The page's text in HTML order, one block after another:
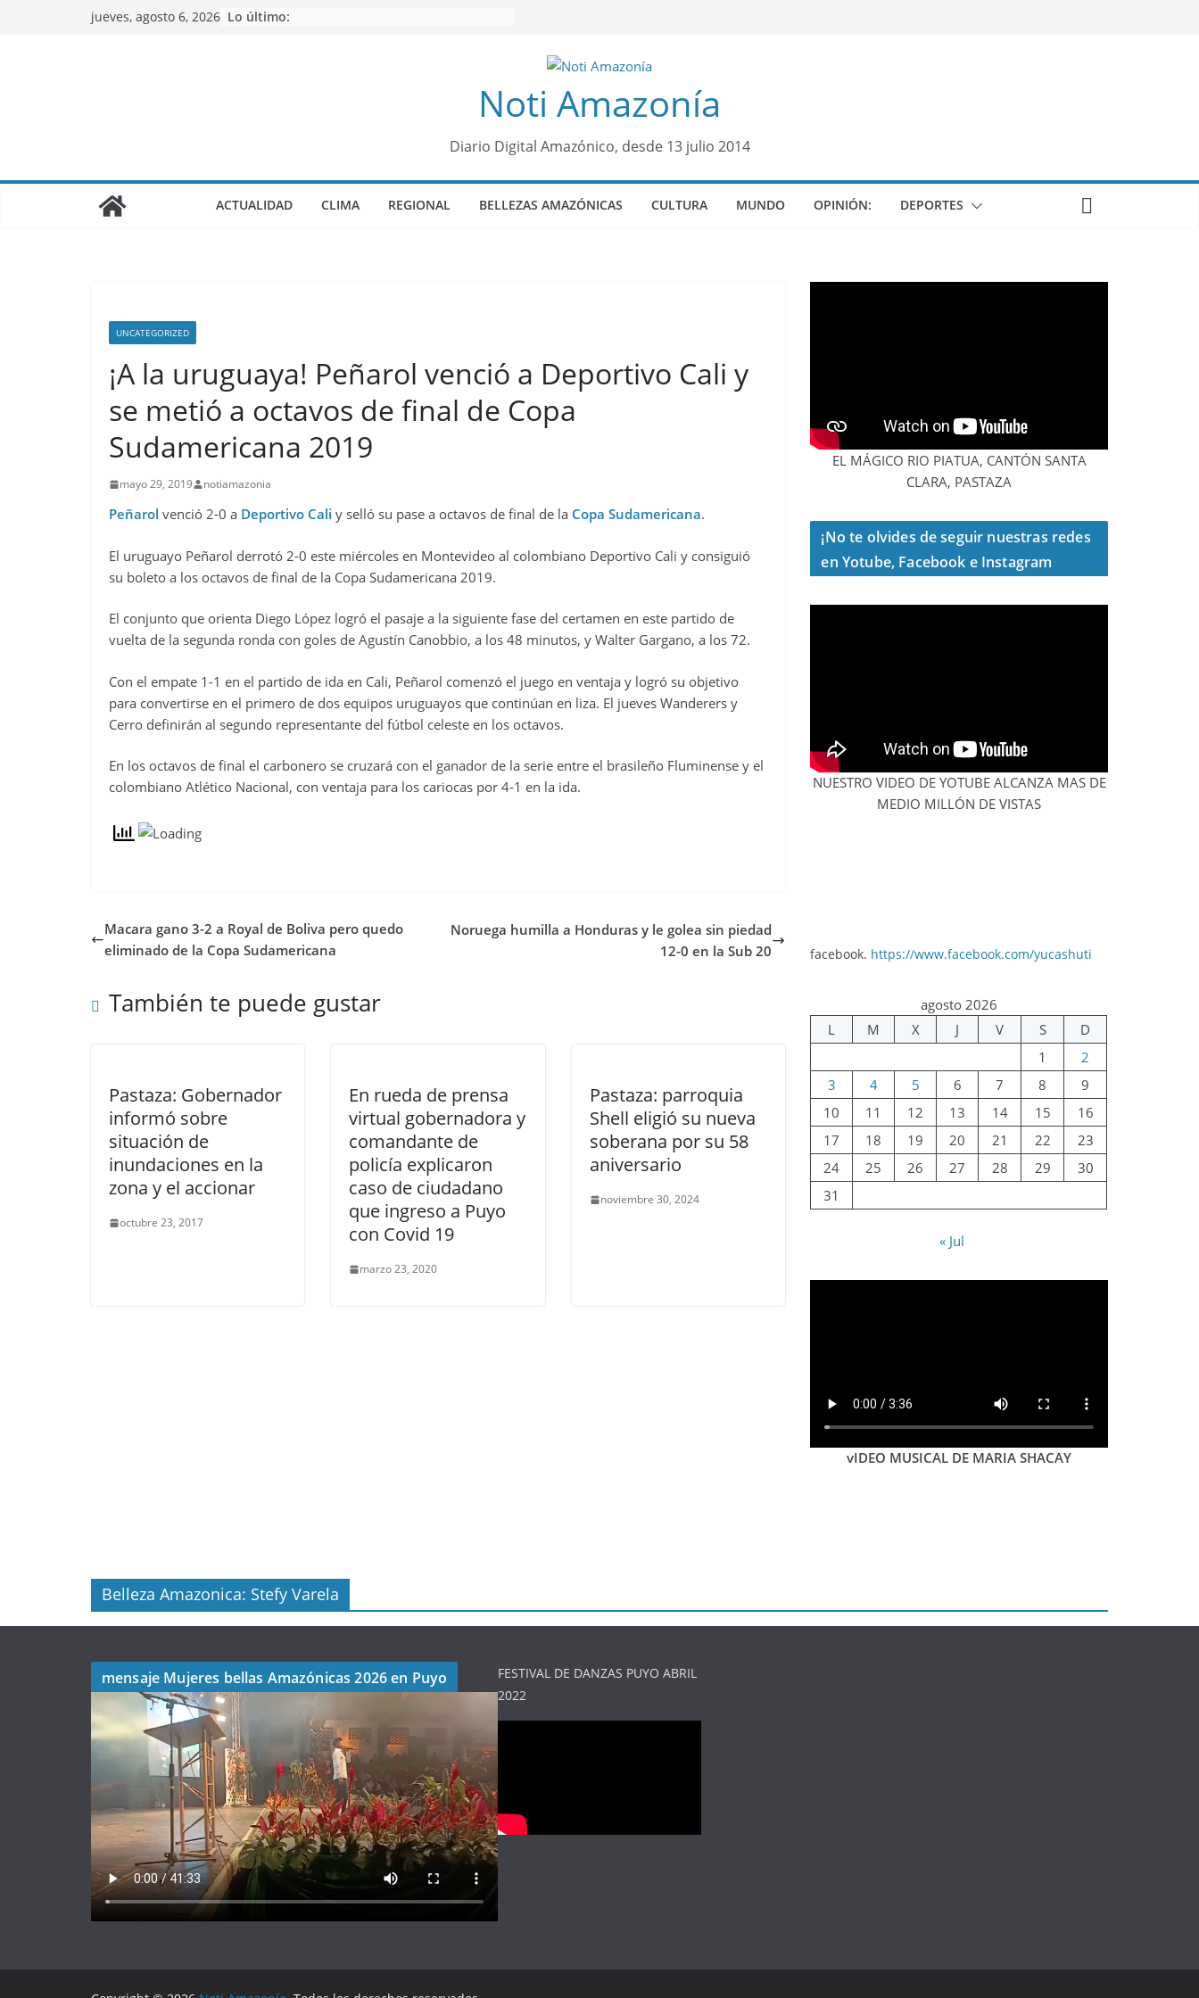
jueves, agosto 6, 2026 Lo último:
Noti Amazonía
Diario Digital Amazónico, desde 13 julio 2014
ACTUALIDAD CLIMA REGIONAL BELLEZAS AMAZÓNICAS CULTURA MUNDO OPINIÓN: DEPORTES
UNCATEGORIZED
¡A la uruguaya! Peñarol venció a Deportivo Cali y
se metió a octavos de final de Copa
Sudamericana 2019
mayo 29, 2019 notiamazonia
Peñarol venció 2-0 a Deportivo Cali y selló su pase a octavos de final de la Copa Sudamericana.
El uruguayo Peñarol derrotó 2-0 este miércoles en Montevideo al colombiano Deportivo Cali y consiguió
su boleto a los octavos de final de la Copa Sudamericana 2019.
El conjunto que orienta Diego López logró el pasaje a la siguiente fase del certamen en este partido de
vuelta de la segunda ronda con goles de Agustín Canobbio, a los 48 minutos, y Walter Gargano, a los 72.
Con el empate 1-1 en el partido de ida en Cali, Peñarol comenzó el juego en ventaja y logró su objetivo
para convertirse en el primero de dos equipos uruguayos que continúan en liza. El jueves Wanderers y
Cerro definirán al segundo representante del fútbol celeste en los octavos.
En los octavos de final el carbonero se cruzará con el ganador de la serie entre el brasileño Fluminense y el
colombiano Atlético Nacional, con ventaja para los cariocas por 4-1 en la ida.
Macara gano 3-2 a Royal de Boliva pero quedo
eliminado de la Copa Sudamericana
Noruega humilla a Honduras y le golea sin piedad
12-0 en la Sub 20
También te puede gustar
Pastaza: Gobernador
informó sobre
situación de
inundaciones en la
zona y el accionar
octubre 23, 2017
En rueda de prensa
virtual gobernadora y
comandante de
policía explicaron
caso de ciudadano
que ingreso a Puyo
con Covid 19
marzo 23, 2020
Pastaza: parroquia
Shell eligió su nueva
soberana por su 58
aniversario
noviembre 30, 2024
EL MÁGICO RIO PIATUA, CANTÓN SANTA
CLARA, PASTAZA
¡No te olvides de seguir nuestras redes
en Yotube, Facebook e Instagram
NUESTRO VIDEO DE YOTUBE ALCANZA MAS DE
MEDIO MILLÓN DE VISTAS
facebook. https://www.facebook.com/yucashuti
agosto 2026
L
M X J V S
D
1
2
3
4 5 6 7 8
9
10
11 12 13 14 15
16
17
18 19 20 21 22
23
24
25 26 27 28 29
30
31
« Jul
vIDEO MUSICAL DE MARIA SHACAY
Belleza Amazonica: Stefy Varela
mensaje Mujeres bellas Amazónicas 2026 en Puyo
FESTIVAL DE DANZAS PUYO ABRIL
2022